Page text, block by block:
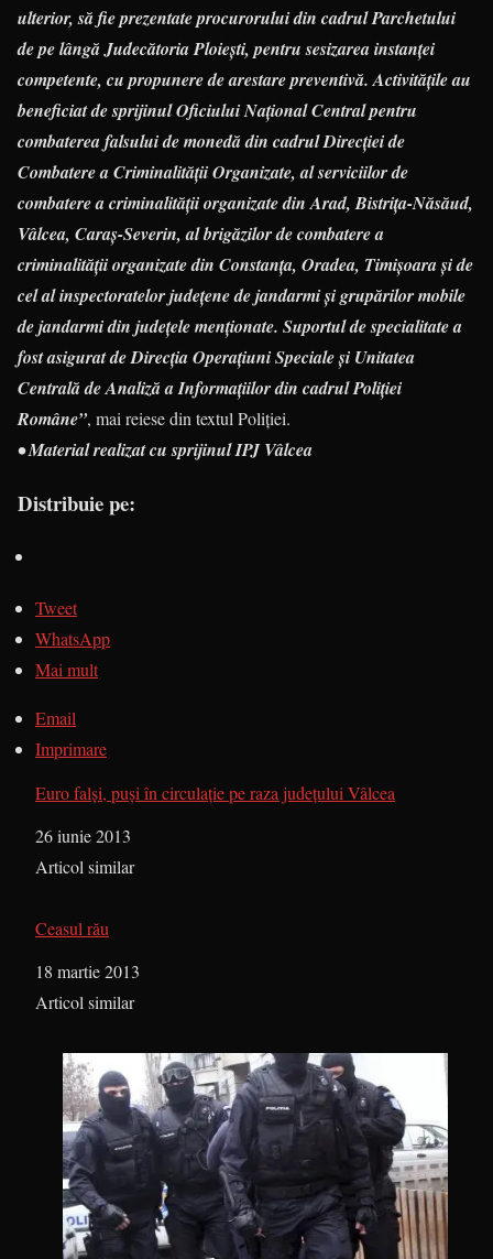
ulterior, să fie prezentate procurorului din cadrul Parchetului
de pe lângă Judecătoria Ploiești, pentru sesizarea instanței
competente, cu propunere de arestare preventivă. Activitățile au
beneficiat de sprijinul Oficiului Național Central pentru
combaterea falsului de monedă din cadrul Direcției de
Combatere a Criminalității Organizate, al serviciilor de
combatere a criminalității organizate din Arad, Bistriţa-Năsăud,
Vâlcea, Caraş-Severin, al brigăzilor de combatere a
criminalității organizate din Constanţa, Oradea, Timişoara și de
cel al inspectoratelor județene de jandarmi și grupărilor mobile
de jandarmi din județele menționate. Suportul de specialitate a
fost asigurat de Direcția Operațiuni Speciale și Unitatea
Centrală de Analiză a Informațiilor din cadrul Poliției
Române”, mai reiese din textul Poliţiei.
• Material realizat cu sprijinul IPJ Vâlcea
Distribuie pe:
Tweet
WhatsApp
Mai mult
Email
Imprimare
Euro falşi, puşi în circulaţie pe raza judeţului Vâlcea
Dată
26 iunie 2013
În legătură cu
Articol similar
Ceasul rău
Dată
18 martie 2013
În legătură cu
Articol similar